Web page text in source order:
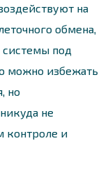
на
обмена,
под
можно избежать
но
не
контроле и